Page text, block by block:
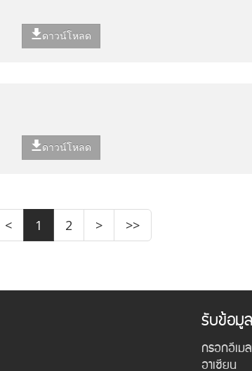
ดาวน์โหลด
ดาวน์โหลด
< 1 2 > >>
รับข้อมู
กรอกอีเม
อาเซียน